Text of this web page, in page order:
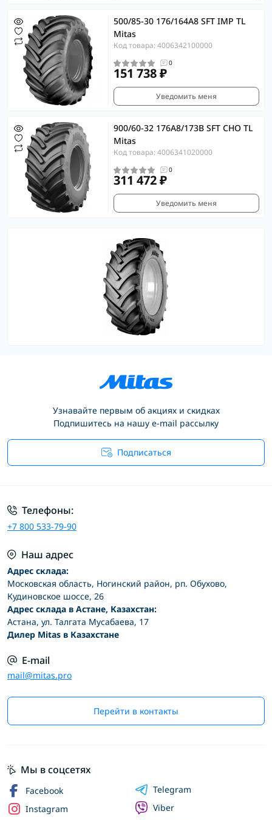
500/85-30 176/164A8 SFT IMP TL
Mitas
Код товара: 4006342100000
0
151 738 ₽
Уведомить меня
900/60-32 176A8/173B SFT CHO TL
Mitas
Код товара: 4006341020000
0
311 472 ₽
Уведомить меня
Узнавайте первым об акциях и скидках
Подпишитесь на нашу e-mail рассылку
Подписаться
Телефоны:
+7 800 533-79-90
Наш адрес
Адрес склада:
Московская область, Ногинский район, рп. Обухово,
Кудиновское шоссе, 26
Адрес склада в Астане, Казахстан:
Астана, ул. Талгата Мусабаева, 17
Дилер Mitas в Казахстане
E-mail
mail@mitas.pro
Перейти в контакты
Мы в соцсетях
Facebook
Instagram
Telegram
Viber